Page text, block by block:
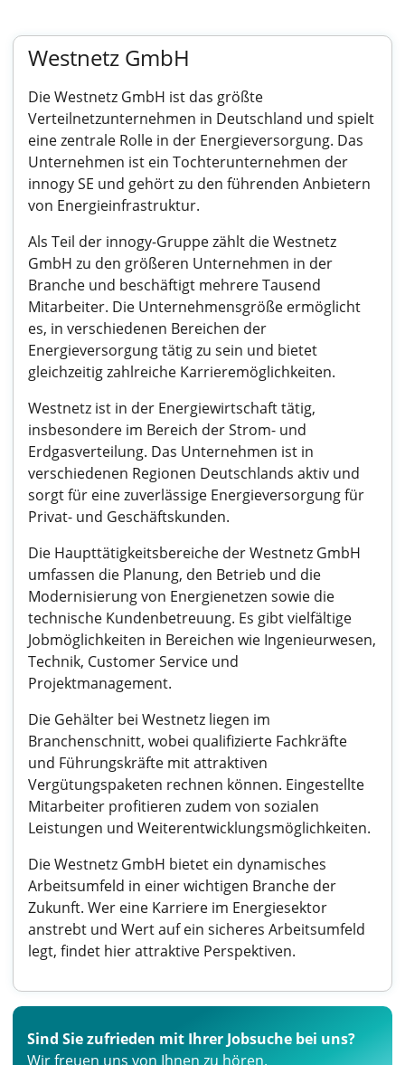
Westnetz GmbH
Die Westnetz GmbH ist das größte
Verteilnetzunternehmen in Deutschland und spielt
eine zentrale Rolle in der Energieversorgung. Das
Unternehmen ist ein Tochterunternehmen der
innogy SE und gehört zu den führenden Anbietern
von Energieinfrastruktur.
Als Teil der innogy-Gruppe zählt die Westnetz
GmbH zu den größeren Unternehmen in der
Branche und beschäftigt mehrere Tausend
Mitarbeiter. Die Unternehmensgröße ermöglicht
es, in verschiedenen Bereichen der
Energieversorgung tätig zu sein und bietet
gleichzeitig zahlreiche Karrieremöglichkeiten.
Westnetz ist in der Energiewirtschaft tätig,
insbesondere im Bereich der Strom- und
Erdgasverteilung. Das Unternehmen ist in
verschiedenen Regionen Deutschlands aktiv und
sorgt für eine zuverlässige Energieversorgung für
Privat- und Geschäftskunden.
Die Haupttätigkeitsbereiche der Westnetz GmbH
umfassen die Planung, den Betrieb und die
Modernisierung von Energienetzen sowie die
technische Kundenbetreuung. Es gibt vielfältige
Jobmöglichkeiten in Bereichen wie Ingenieurwesen,
Technik, Customer Service und
Projektmanagement.
Die Gehälter bei Westnetz liegen im
Branchenschnitt, wobei qualifizierte Fachkräfte
und Führungskräfte mit attraktiven
Vergütungspaketen rechnen können. Eingestellte
Mitarbeiter profitieren zudem von sozialen
Leistungen und Weiterentwicklungsmöglichkeiten.
Die Westnetz GmbH bietet ein dynamisches
Arbeitsumfeld in einer wichtigen Branche der
Zukunft. Wer eine Karriere im Energiesektor
anstrebt und Wert auf ein sicheres Arbeitsumfeld
legt, findet hier attraktive Perspektiven.
Sind Sie zufrieden mit Ihrer Jobsuche bei uns?
Wir freuen uns von Ihnen zu hören.